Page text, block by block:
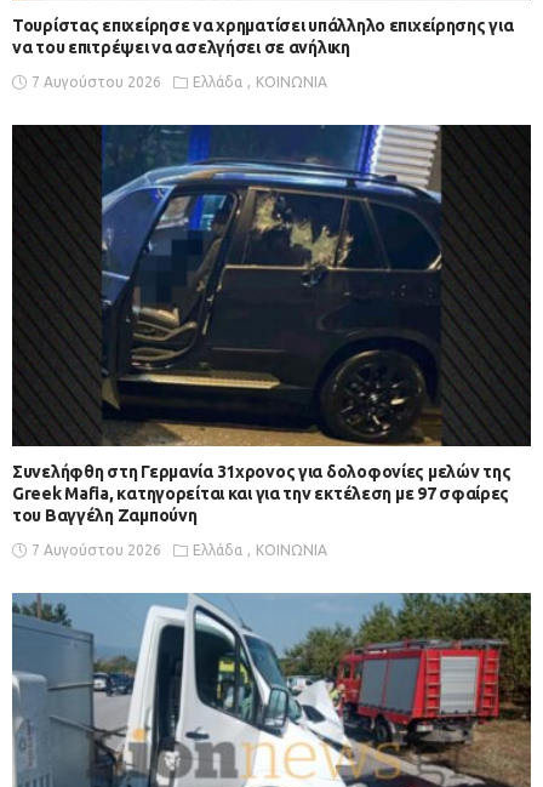
Τουρίστας επιχείρησε να χρηματίσει υπάλληλο επιχείρησης για
να του επιτρέψει να ασελγήσει σε ανήλικη
7 Αυγούστου 2026 Ελλάδα ΚΟΙΝΩΝΙΑ
Συνελήφθη στη Γερμανία 31χρονος για δολοφονίες μελών της
Greek Mafia, κατηγορείται και για την εκτέλεση με 97 σφαίρες
του Βαγγέλη Ζαμπούνη
7 Αυγούστου 2026 Ελλάδα ΚΟΙΝΩΝΙΑ